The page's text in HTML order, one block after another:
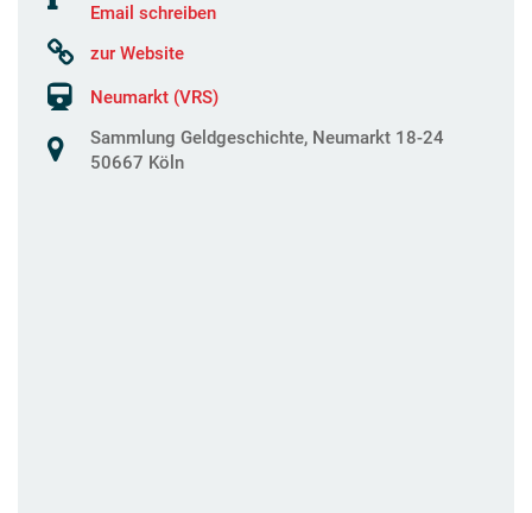
Email schreiben
zur Website
Neumarkt (VRS)
Sammlung Geldgeschichte, Neumarkt 18-24
50667 Köln